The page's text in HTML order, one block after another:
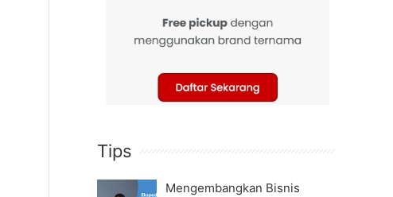
Tips
Mengembangkan Bisnis